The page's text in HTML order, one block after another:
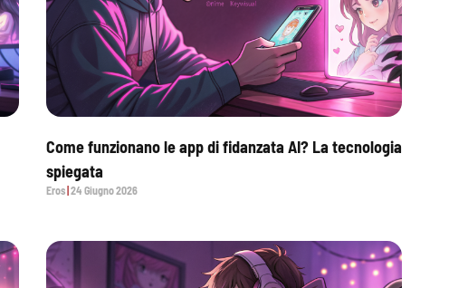
Come funzionano le app di fidanzata AI? La tecnologia
spiegata
Eros 24 Giugno 2026